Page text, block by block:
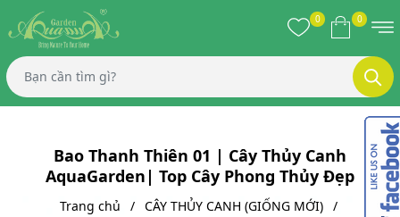
0 0
Bao Thanh Thiên 01 | Cây Thủy Canh
AquaGarden| Top Cây Phong Thủy Đẹp
Trang chủ
CÂY THỦY CANH (GIỐNG MỚI)